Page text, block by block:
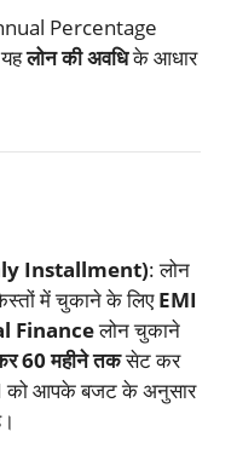
Percentage
यहलोन की अवधिके आधार
Installment): लोन
में चुकाने के लिएEMI
Financeलोन चुकाने
60 महीने तकसेट कर
को आपके बजट के अनुसार